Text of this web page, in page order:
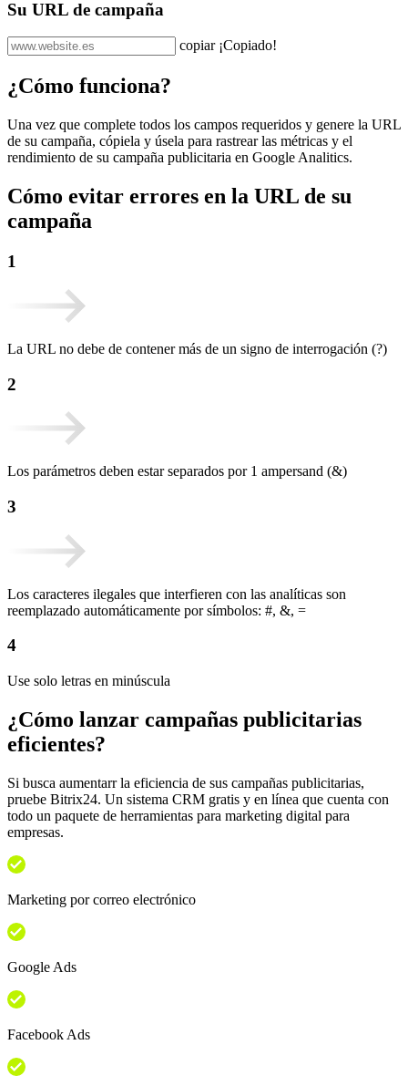
Su URL de campaña
copiar ¡Copiado!
¿Cómo funciona?
Una vez que complete todos los campos requeridos y genere la URL
de su campaña, cópiela y úsela para rastrear las métricas y el
rendimiento de su campaña publicitaria en Google Analitics.
Cómo evitar errores en la URL de su
campaña
1
La URL no debe de contener más de un signo de interrogación (?)
2
Los parámetros deben estar separados por 1 ampersand (&)
3
Los caracteres ilegales que interfieren con las analíticas son
reemplazado automáticamente por símbolos: #, &, =
4
Use solo letras en minúscula
¿Cómo lanzar campañas publicitarias
eficientes?
Si busca aumentarr la eficiencia de sus campañas publicitarias,
pruebe Bitrix24. Un sistema CRM gratis y en línea que cuenta con
todo un paquete de herramientas para marketing digital para
empresas.
Marketing por correo electrónico
Google Ads
Facebook Ads